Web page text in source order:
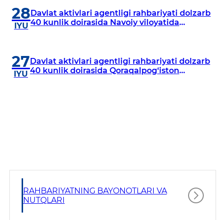
28
IYU
Davlat aktivlari agentligi rahbariyati dolzarb
40 kunlik doirasida Navoiy viloyatida
27
IYU
Davlat aktivlari agentligi rahbariyati dolzarb
40 kunlik doirasida Qoraqalpog‘iston
RAHBARIYATNING BAYONOTLARI VA
NUTQLARI